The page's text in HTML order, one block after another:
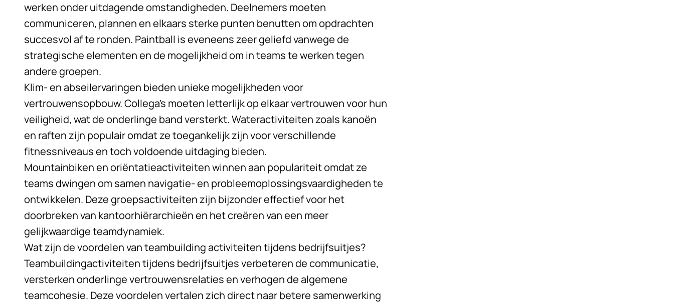
werken onder uitdagende omstandigheden. Deelnemers moeten
communiceren, plannen en elkaars sterke punten benutten om opdrachten
succesvol af te ronden. Paintball is eveneens zeer geliefd vanwege de
strategische elementen en de mogelijkheid om in teams te werken tegen
andere groepen.
Klim- en abseilervaringen bieden unieke mogelijkheden voor
vertrouwensopbouw. Collega’s moeten letterlijk op elkaar vertrouwen voor hun
veiligheid, wat de onderlinge band versterkt. Wateractiviteiten zoals kanoën
en raften zijn populair omdat ze toegankelijk zijn voor verschillende
fitnessniveaus en toch voldoende uitdaging bieden.
Mountainbiken en oriëntatieactiviteiten winnen aan populariteit omdat ze
teams dwingen om samen navigatie- en probleemoplossingsvaardigheden te
ontwikkelen. Deze groepsactiviteiten zijn bijzonder effectief voor het
doorbreken van kantoorhiërarchieën en het creëren van een meer
gelijkwaardige teamdynamiek.
Wat zijn de voordelen van teambuilding activiteiten tijdens bedrijfsuitjes?
Teambuildingactiviteiten tijdens bedrijfsuitjes verbeteren de communicatie,
versterken onderlinge vertrouwensrelaties en verhogen de algemene
teamcohesie. Deze voordelen vertalen zich direct naar betere samenwerking